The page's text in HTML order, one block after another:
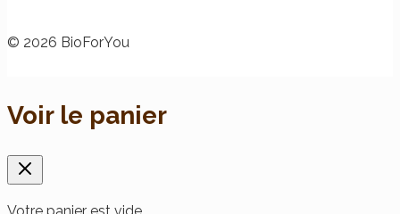
© 2026 BioForYou
Voir le panier